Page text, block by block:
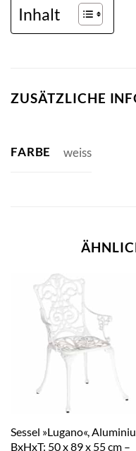
Inhalt
ZUSÄTZLICHE
FARBE weiss
Sessel »Lugano«,
BxHxT: 50 x 89 x 55 cm –